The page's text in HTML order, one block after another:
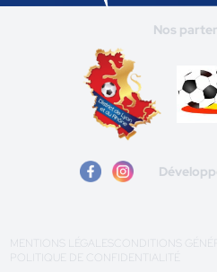
Nos
MENTIONS LÉGALES
CONDITIONS
POLITIQUE DE CONFIDENTIALITÉ